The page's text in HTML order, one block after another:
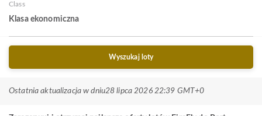
Class
Klasa ekonomiczna
Wyszukaj loty
Ostatnia aktualizacja w dniu28 lipca 2026 22:39 GMT+0